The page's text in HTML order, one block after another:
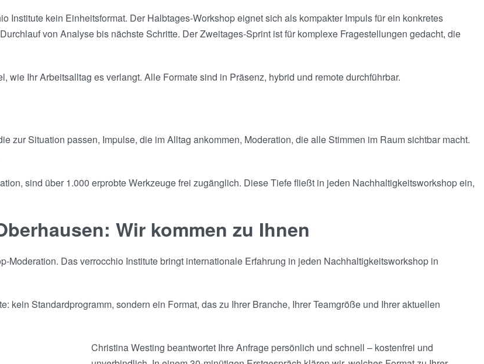
Institute kein Einheitsformat. Der Halbtages-Workshop eignet sich als kompakter Impuls für ein konkretes
von Analyse bis nächste Schritte. Der Zweitages-Sprint ist für komplexe Fragestellungen gedacht, die
Ihr Arbeitsalltag es verlangt. Alle Formate sind in Präsenz, hybrid und remote durchführbar.
zur Situation passen, Impulse, die im Alltag ankommen, Moderation, die alle Stimmen im Raum sichtbar macht.
sind über 1.000 erprobte Werkzeuge frei zugänglich. Diese Tiefe fließt in jeden Nachhaltigkeitsworkshop ein,
Wir kommen zu Ihnen
Moderation. Das verrocchio Institute bringt internationale Erfahrung in jeden Nachhaltigkeitsworkshop in
kein Standardprogramm, sondern ein Format, das zu Ihrer Branche, Ihrer Teamgröße und Ihrer aktuellen
Christina Westing beantwortet Ihre Anfrage persönlich und schnell – kostenfrei und